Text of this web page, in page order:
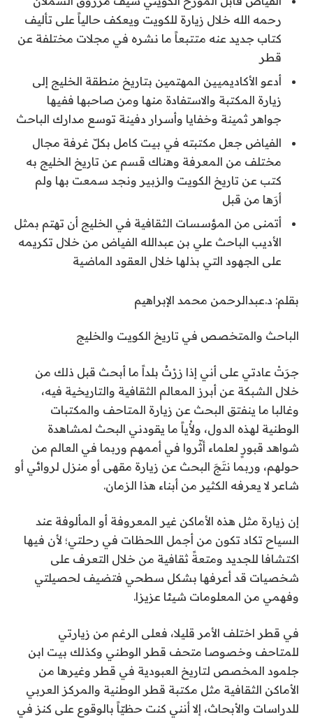
رحمه الله خلال زيارة للكويت ويعكف حالياً على تأليف
كتاب جديد عنه متتبعاً ما نشره في مجلات مختلفة عن
قطر
أدعو الأكاديميين المهتمين بتاريخ منطقة الخليج إلى
زيارة المكتبة والاستفادة منها ومن صاحبها ففيها
جواهر ثمينة وخفايا وأسرار دفينة توسع مدارك الباحث
الفياض جعل مكتبته في بيت كامل بكلّ غرفة مجال
مختلف من المعرفة وهناك قسم عن تاريخ الخليج به
كتب عن تاريخ الكويت والزبير ونجد سمعت بها ولم
أرَها من قبل
أتمنى من المؤسسات الثقافية في الخليج أن تهتم بمثل
الأديب الباحث علي بن عبدالله الفياض من خلال تكريمه
على الجهود التي بذلها خلال العقود الماضية
بقلم: د.عبدالرحمن محمد الإبراهيم
الباحث والمتخصص في تاريخ الكويت والخليج
جرَتْ عادتي على أني إذا زرْتُ بلداً ما أبحث قبل ذلك من
خلال الشبكة عن أبرز المعالم الثقافية والتاريخية فيه،
وغالبا ما ينفتق البحث عن زيارة المتاحف والمكتبات
الوطنية لهذه الدول، ولأْياً ما يقودني البحث لمشاهدة
شواهد قبورٍ لعلماء أثّروا في أممهم وربما في العالم من
حولهم، وربما نتَجَ البحث عن زيارة مقهى أو منزل لروائي أو
شاعر لا يعرفه الكثير من أبناء هذا الزمان.
إن زيارة مثل هذه الأماكن غير المعروفة أو المألوفة عند
السياح تكاد تكون من أجمل اللحظات في رحلتي؛ لأن فيها
اكتشافا للجديد ومتعةً ثقافية من خلال التعرف على
شخصيات قد أعرفها بشكل سطحي فتضيف لحصيلتي
وفهمي من المعلومات شيئا عزيزا.
في قطر اختلف الأمر قليلا، فعلى الرغم من زيارتي
للمتاحف وخصوصا متحف قطر الوطني وكذلك بيت ابن
جلمود المخصص لتاريخ العبودية في قطر وغيرها من
الأماكن الثقافية مثل مكتبة قطر الوطنية والمركز العربي
للدراسات والأبحاث، إلا أنني كنت حظيّاً بالوقوع على كنز في